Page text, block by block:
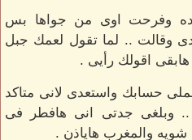
ده وفرحت اوى من جواها بس
وقالت .. لما تقول لعمك جبل
هابقى اقولك رأيى .
حسابك واستعدى لانى متاكد
وبلغى جدتى انى هافطر فى
شويه والمغرب هاياذن .